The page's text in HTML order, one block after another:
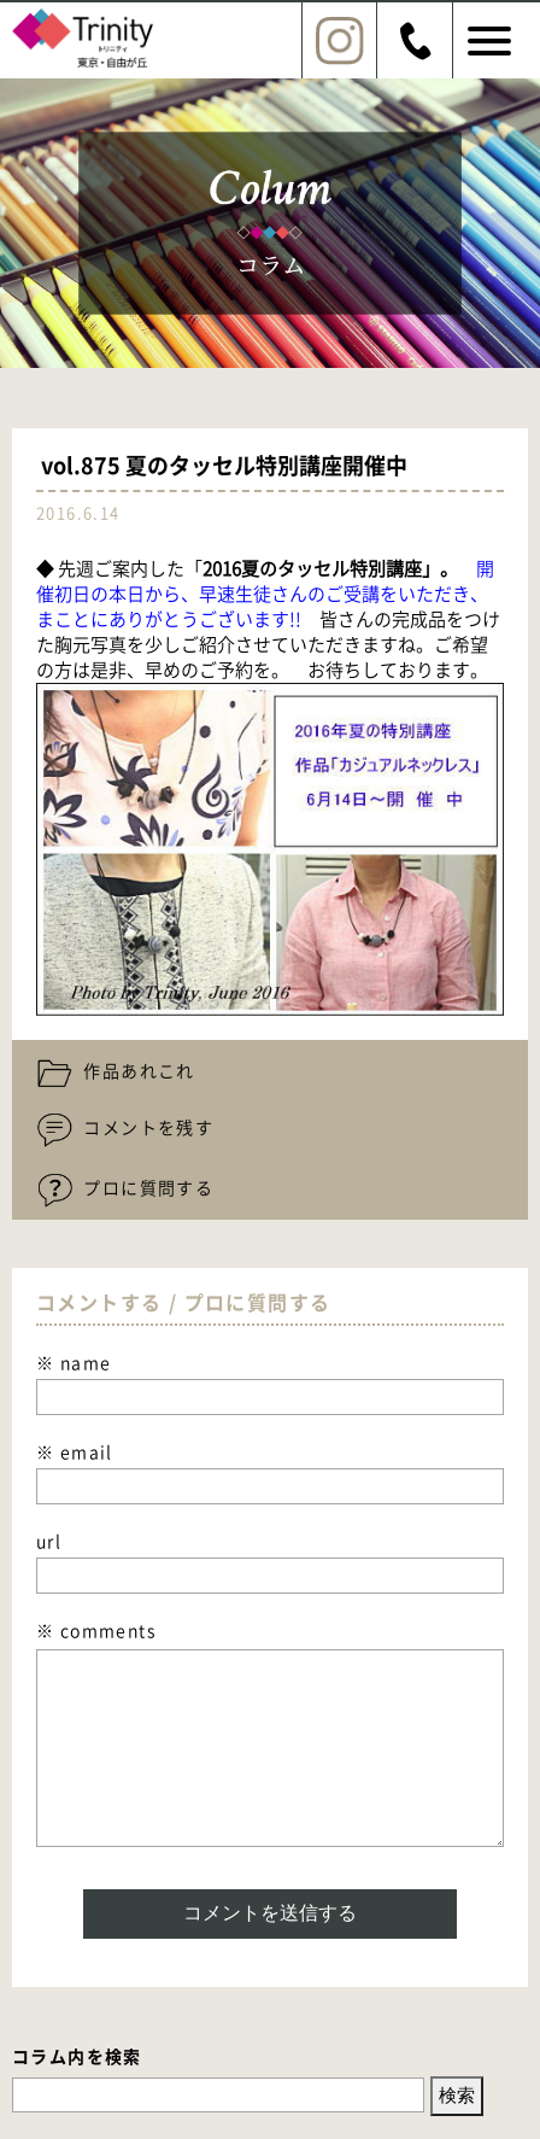
vol.875 夏のタッセル特別講座開催中
2016.6.14
◆ 先週ご案内した「2016夏のタッセル特別講座」。
開
催初日の本日から、早速生徒さんのご受講をいただき、
まことにありがとうございます!! 皆さんの完成品をつけ
た胸元写真を少しご紹介させていただきますね。ご希望
の方は是非、早めのご予約を。 お待ちしております。
作品あれこれ
コメントを残す
プロに質問する
コメントする / プロに質問する
※ name
※ email
url
※ comments
コラム内を検索
検